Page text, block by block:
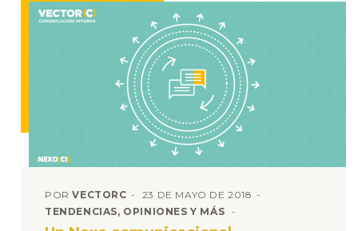
PORVECTORC
23 DE MAYO DE 2018
TENDENCIAS, OPINIONES Y MÁS